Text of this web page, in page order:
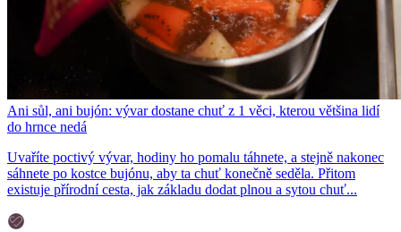
Ani sůl, ani bujón: vývar dostane chuť z 1 věci, kterou většina lidí
do hrnce nedá
Uvaříte poctivý vývar, hodiny ho pomalu táhnete, a stejně nakonec
sáhnete po kostce bujónu, aby ta chuť konečně seděla. Přitom
existuje přírodní cesta, jak základu dodat plnou a sytou chuť...